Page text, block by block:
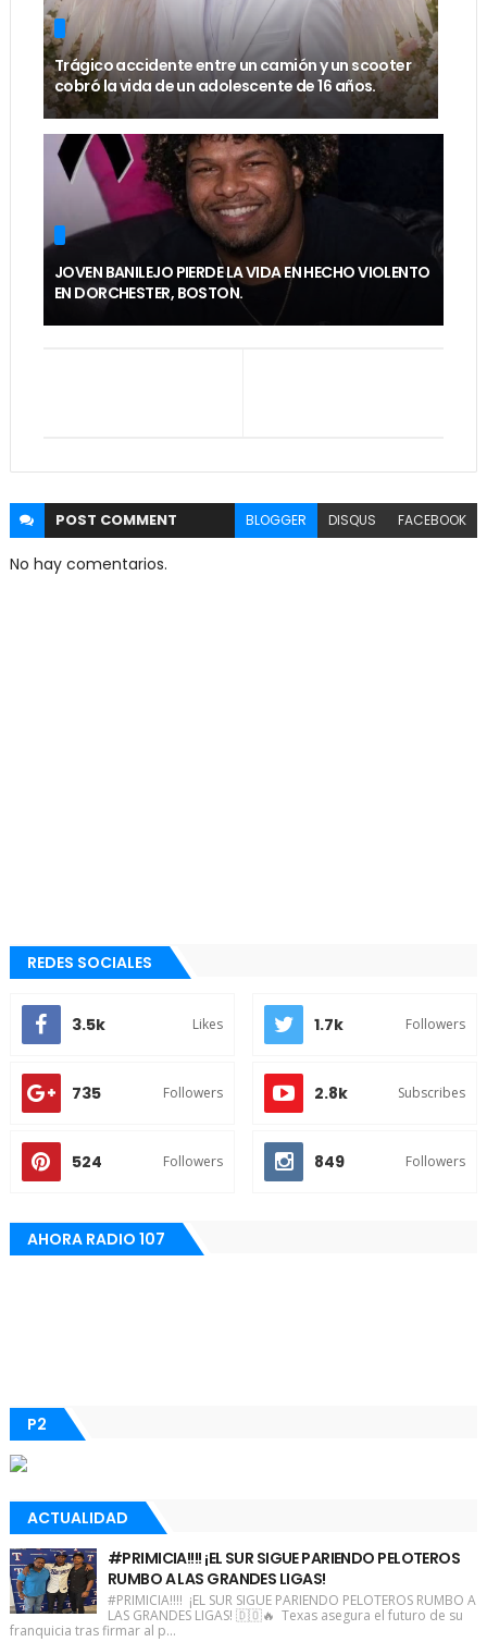
Trágico accidente entre un camión y un scooter
cobró la vida de un adolescente de 16 años.
JOVEN BANILEJO PIERDE LA VIDA EN HECHO VIOLENTO
EN DORCHESTER, BOSTON.
POST COMMENT BLOGGER DISQUS FACEBOOK
No hay comentarios.
REDES SOCIALES
3.5k Likes 1.7k Followers
735 Followers 2.8k Subscribes
524 Followers 849 Followers
AHORA RADIO 107
P2
ACTUALIDAD
#PRIMICIA!!!! ¡EL SUR SIGUE PARIENDO PELOTEROS
RUMBO A LAS GRANDES LIGAS!
#PRIMICIA!!!! ¡EL SUR SIGUE PARIENDO PELOTEROS RUMBO A
LAS GRANDES LIGAS! 🇩🇴🔥 Texas asegura el futuro de su
franquicia tras firmar al p...